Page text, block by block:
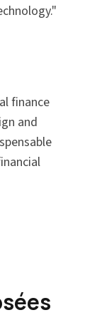
"
finance
and